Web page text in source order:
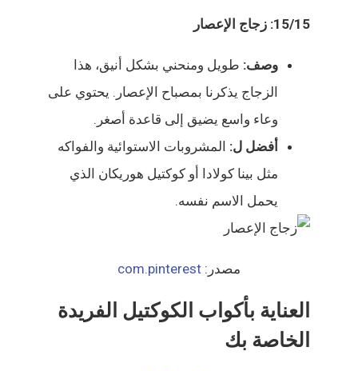
15/15: زجاج الإعصار
وصف: طويل ومنحني بشكل أنيق، هذا
الزجاج يذكرنا بمصباح الإعصار. يحتوي على
وعاء واسع يضيق إلى قاعدة أصغر.
أفضل ل: المشروبات الاستوائية والفواكه
مثل بينا كولادا أو كوكتيل هوريكان الذي
يحمل الاسم نفسه.
مصدر: com.pinterest
العناية بأكواب الكوكتيل الفريدة
الخاصة بك